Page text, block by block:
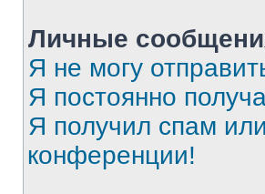
Личные
Я не могу
Я постоянно
Я получил спам
конференции!